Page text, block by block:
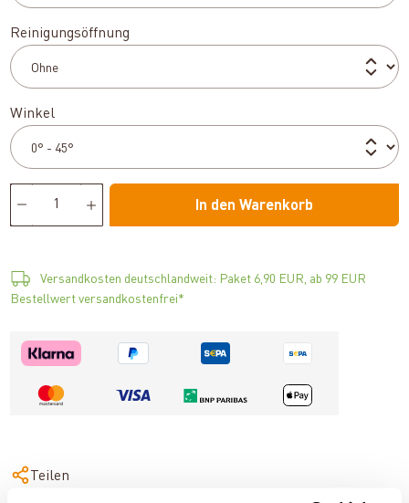
Reinigungsöffnung
Winkel
In den Warenkorb
Versandkosten deutschlandweit: Paket 6,90 EUR, ab 99 EUR
Bestellwert versandkostenfrei*
Teilen